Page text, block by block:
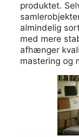
produktet.
almindelig
med mere
afhænger
mastering og